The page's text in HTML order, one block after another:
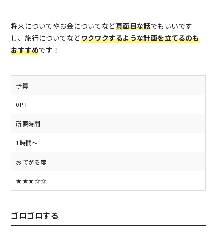
将来についてやお金についてなど真面目な話でもいいです
し、旅行についてなどワクワクするような計画を立てるのも
おすすめです！
予算
0円
所要時間
1時間～
おてがる度
★★★☆☆
ゴロゴロする